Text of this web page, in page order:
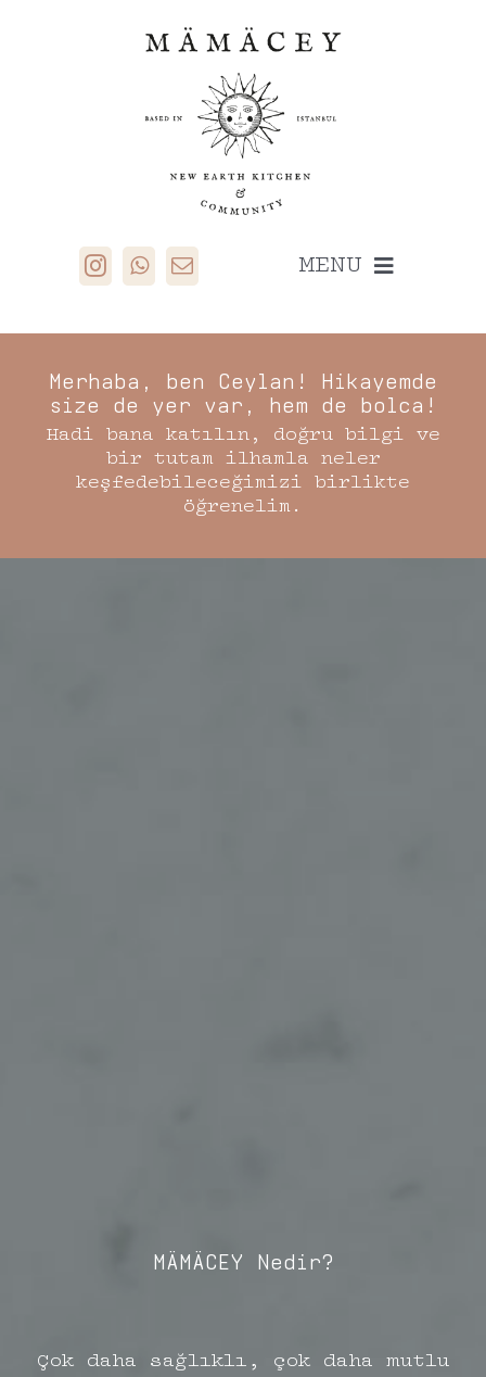
MENU
Beslen
Hareketlen
Kendine Bak
Merhaba, ben Ceylan! Hikayemde
size de yer var, hem de bolca!
Hadi bana katılın, doğru bilgi ve
bir tutam ilhamla neler
keşfedebileceğimizi birlikte
öğrenelim.
MÄMÄCEY Nedir?
Çok daha sağlıklı, çok daha mutlu